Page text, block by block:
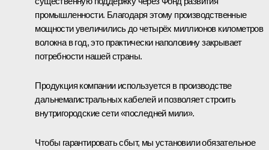
промышленности. Благодаря этому производственные
мощности увеличились до четырёх миллионов километров
волокна в год, это практически наполовину закрывает
потребности нашей страны.
Продукция компании используется в производстве
дальнемагистральных кабелей и позволяет строить
внутригородские сети «последней мили».
Чтобы гарантировать сбыт, мы установили обязательное